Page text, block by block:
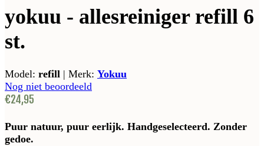
yokuu - allesreiniger refill 6
st.
Model: refill | Merk: Yokuu
Nog niet beoordeeld
€24,95
Puur natuur, puur eerlijk. Handgeselecteerd. Zonder
gedoe.